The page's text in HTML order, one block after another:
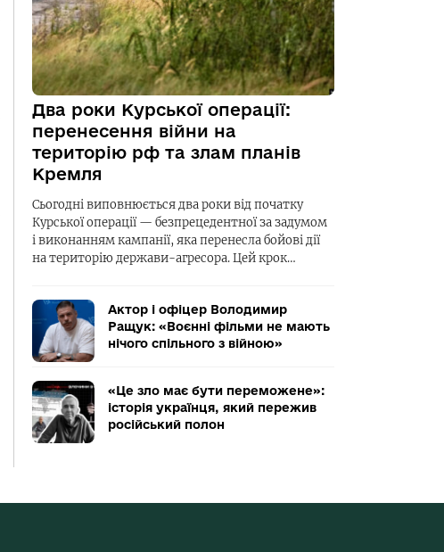
Два роки Курської операції:
перенесення війни на
територію рф та злам планів
Кремля
Сьогодні виповнюється два роки від початку
Курської операції — безпрецедентної за задумом
і виконанням кампанії, яка перенесла бойові дії
на територію держави-агресора. Цей крок…
Актор і офіцер Володимир
Ращук: «Воєнні фільми не мають
нічого спільного з війною»
«Це зло має бути переможене»:
історія українця, який пережив
російський полон